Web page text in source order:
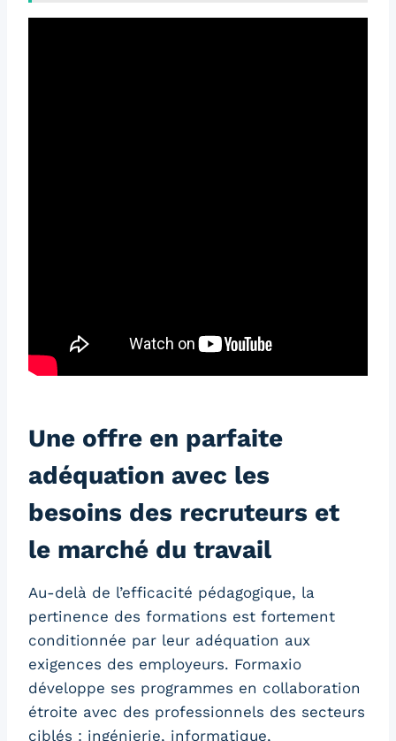
Une offre en parfaite
adéquation avec les
besoins des recruteurs et
le marché du travail
Au-delà de l’efficacité pédagogique, la
pertinence des formations est fortement
conditionnée par leur adéquation aux
exigences des employeurs. Formaxio
développe ses programmes en collaboration
étroite avec des professionnels des secteurs
ciblés : ingénierie, informatique,